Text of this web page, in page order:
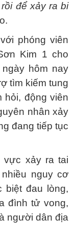
để xảy ra bi
phóng viên
Kim 1 cho
hôm nay
tìm kiếm tung
hỏi, động viên
nhân xảy
đang tiếp tục
vực xảy ra tai
nguy cơ
biệt đau lòng,
đình tử vong,
người dân địa